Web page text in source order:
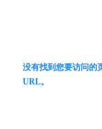
没有找到您要访问的
URL。